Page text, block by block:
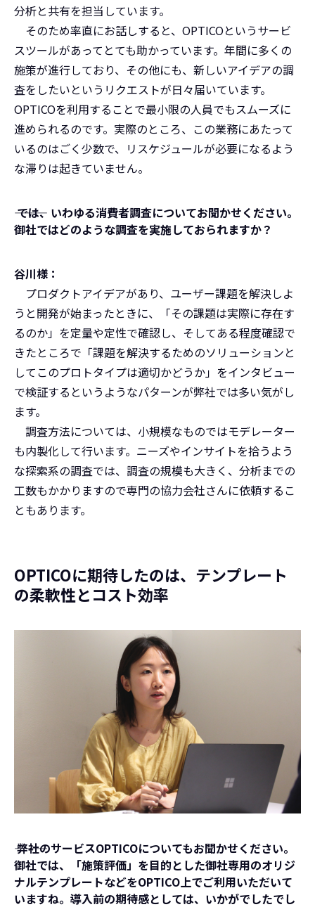
分析と共有を担当しています。
そのため率直にお話しすると、OPTICOというサービ
スツールがあってとても助かっています。年間に多くの
施策が進行しており、その他にも、新しいアイデアの調
査をしたいというリクエストが日々届いています。
OPTICOを利用することで最小限の人員でもスムーズに
進められるのです。実際のところ、この業務にあたって
いるのはごく少数で、リスケジュールが必要になるよう
な滞りは起きていません。
――― では、いわゆる消費者調査についてお聞かせください。
御社ではどのような調査を実施しておられますか？
谷川様：
プロダクトアイデアがあり、ユーザー課題を解決しよ
うと開発が始まったときに、「その課題は実際に存在す
るのか」を定量や定性で確認し、そしてある程度確認で
きたところで「課題を解決するためのソリューションと
してこのプロトタイプは適切かどうか」をインタビュー
で検証するというようなパターンが弊社では多い気がし
ます。
調査方法については、小規模なものではモデレーター
も内製化して行います。ニーズやインサイトを拾うよう
な探索系の調査では、調査の規模も大きく、分析までの
工数もかかりますので専門の協力会社さんに依頼するこ
ともあります。
OPTICOに期待したのは、テンプレート
の柔軟性とコスト効率
――― 弊社のサービスOPTICOについてもお聞かせください。
御社では、「施策評価」を目的とした御社専用のオリジ
ナルテンプレートなどをOPTICO上でご利用いただいて
いますね。導入前の期待感としては、いかがでしたでし